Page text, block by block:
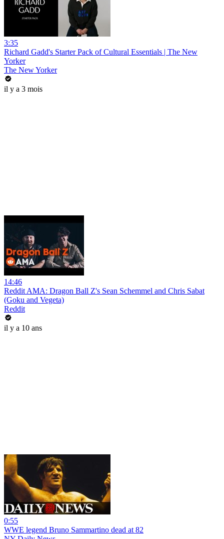
3:35
Richard Gadd's Starter Pack of Cultural Essentials | The New
Yorker
The New Yorker
il y a 3 mois
14:46
Reddit AMA: Dragon Ball Z's Sean Schemmel and Chris Sabat
(Goku and Vegeta)
Reddit
il y a 10 ans
0:55
WWE legend Bruno Sammartino dead at 82